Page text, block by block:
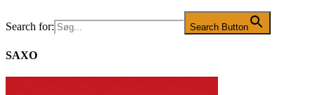
Search for: Search Button
SAXO